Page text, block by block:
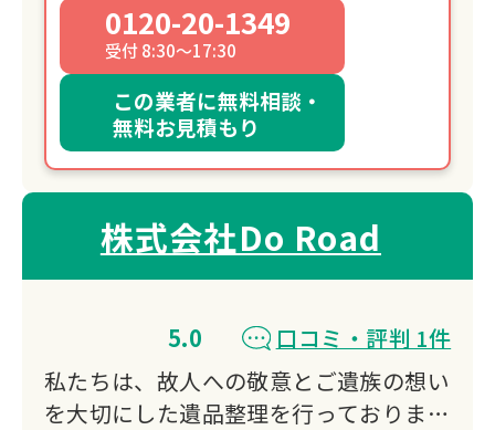
0120-20-1349
受付 8:30～17:30
この業者に無料相談・
無料お見積もり
株式会社Do Road
5.0
口コミ・評判 1件
私たちは、故人への敬意とご遺族の想い
を大切にした遺品整理を行っておりま